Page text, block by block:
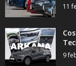
11
9